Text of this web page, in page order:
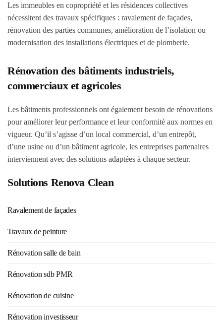
Les immeubles en copropriété et les résidences collectives
nécessitent des travaux spécifiques : ravalement de façades,
rénovation des parties communes, amélioration de l’isolation ou
modernisation des installations électriques et de plomberie.
Rénovation des bâtiments industriels,
commerciaux et agricoles
Les bâtiments professionnels ont également besoin de rénovations
pour améliorer leur performance et leur conformité aux normes en
vigueur. Qu’il s’agisse d’un local commercial, d’un entrepôt,
d’une usine ou d’un bâtiment agricole, les entreprises partenaires
interviennent avec des solutions adaptées à chaque secteur.
Solutions Renova Clean
Ravalement de façades
Travaux de peinture
Rénovation salle de bain
Rénovation sdb PMR
Rénovation de cuisine
Rénovation investisseur